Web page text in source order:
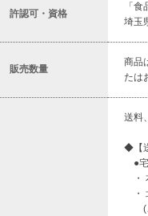
許認可・資格
「
埼玉
販売数量
商品
たは
送料
◆【
●宅
・
・
(ご